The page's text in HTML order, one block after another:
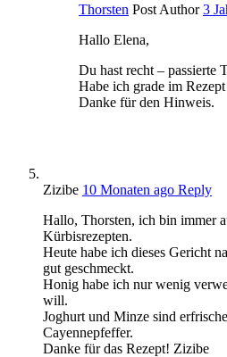
Thorsten Post Author 3
Hallo Elena,
Du hast recht – passierte
Habe ich grade im Rezept
Danke für den Hinweis.
Zizibe 10 Monaten ago Reply
Hallo, Thorsten, ich bin immer
Kürbisrezepten.
Heute habe ich dieses Gericht
gut geschmeckt.
Honig habe ich nur wenig
will.
Joghurt und Minze sind
Cayennepfeffer.
Danke für das Rezept! Zizibe